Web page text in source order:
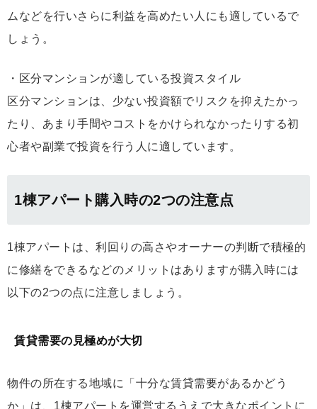
ムなどを行いさらに利益を高めたい人にも適しているで
しょう。
・区分マンションが適している投資スタイル
区分マンションは、少ない投資額でリスクを抑えたかっ
たり、あまり手間やコストをかけられなかったりする初
心者や副業で投資を行う人に適しています。
1棟アパート購入時の2つの注意点
1棟アパートは、利回りの高さやオーナーの判断で積極的
に修繕をできるなどのメリットはありますが購入時には
以下の2つの点に注意しましょう。
賃貸需要の見極めが大切
物件の所在する地域に「十分な賃貸需要があるかどう
か」は、1棟アパートを運営するうえで大きなポイントに